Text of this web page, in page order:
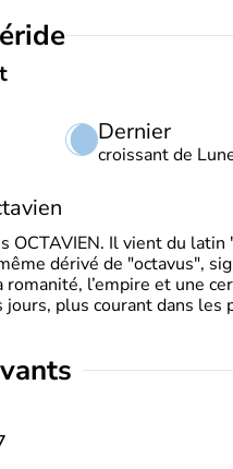
Dernier
croissant de
OCTAVIEN. Il vient du
dérivé de "octavus",
romanité, l’empire et une
jours, plus courant dans les